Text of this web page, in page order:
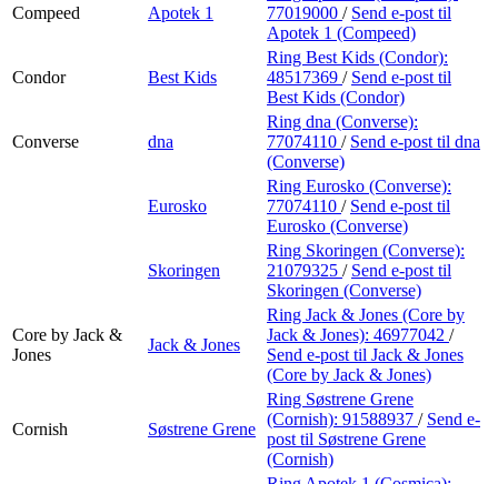
Compeed Apotek 1
77019000 / Send e-post til
Apotek 1 (Compeed)
Condor Best Kids
Ring Best Kids (Condor):
48517369 / Send e-post til
Best Kids (Condor)
Converse dna
Ring dna (Converse):
77074110 / Send e-post til dna
(Converse)
Eurosko
Ring Eurosko (Converse):
77074110 / Send e-post til
Eurosko (Converse)
Skoringen
Ring Skoringen (Converse):
21079325 / Send e-post til
Skoringen (Converse)
Core by Jack &
Jones
Jack & Jones
Ring Jack & Jones (Core by
Jack & Jones): 46977042 /
Send e-post til Jack & Jones
(Core by Jack & Jones)
Cornish Søstrene Grene
Ring Søstrene Grene
(Cornish): 91588937 / Send e-
post til Søstrene Grene
(Cornish)